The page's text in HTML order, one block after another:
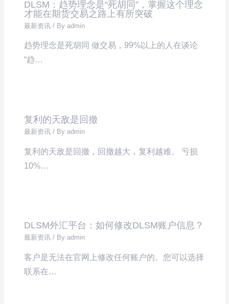
DLSM：趋势理念是“死胡同”，掌握这个理念
才能在期货交易之路上有所突破
最新资讯 / Byadmin
趋势理念是死胡同 做交易，99%以上的人在谈论
“趋…
复利的天敌是回撤
最新资讯 / Byadmin
复利的天敌是回撤，回撤越大，复利越难。 亏损
10%…
DLSM外汇平台：如何修改DLSM账户信息？
最新资讯 / Byadmin
客户是无法在官网上修改任何账户的。您可以选择
联系在…